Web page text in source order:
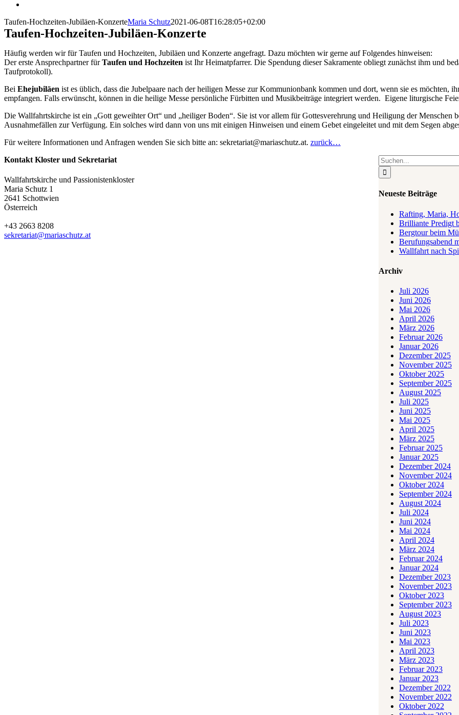
Taufen-Hochzeiten-Jubiläen-KonzerteMaria Schutz2021-06-08T16:28:05+02:00
Taufen-Hochzeiten-Jubiläen-Konzerte
Häufig werden wir für Taufen und Hochzeiten, Jubiläen und Konzerte angefragt. Dazu möchten wir gerne auf Folgendes hinweisen:
Der erste Ansprechpartner fürTaufen und Hochzeiten ist Ihr Heimatpfarrer. Die Spendung dieser Sakramente obliegt zunächst ihm und
Taufprotokoll).
Bei Ehejubiläen ist es üblich, dass die Jubelpaare nach der heiligen Messe zur Kommunionbank kommen und dort, wenn sie es möchten,
empfangen. Falls erwünscht, können in die heilige Messe persönliche Fürbitten und Musikbeiträge integriert werden. Eigene liturgische
Die Wallfahrtskirche ist ein „Gott geweihter Ort“ und „heiliger Boden“. Sie ist vor allem für Gottesverehrung und Heiligung der Menschen
Ausnahmefällen zur Verfügung. Ein solches wird dann von uns mit einigen Hinweisen und einem Gebet eingeleitet und mit dem Segen
Für weitere Informationen und Anfragen wenden Sie sich bitte an: sekretariat@mariaschutz.at. zurück…
Suche
nach:
Neueste Beiträge
Rafting, Maria,
Brilliante Predigt
Bergtour beim
Berufungsabend
Wallfahrt nach
Archiv
Juli 2026
Juni 2026
Mai 2026
April 2026
März 2026
Februar 2026
Januar 2026
Dezember 2025
November 2025
Oktober 2025
September 2025
August 2025
Juli 2025
Juni 2025
Mai 2025
April 2025
März 2025
Februar 2025
Januar 2025
Dezember 2024
November 2024
Oktober 2024
September 2024
August 2024
Juli 2024
Juni 2024
Mai 2024
April 2024
März 2024
Februar 2024
Januar 2024
Dezember 2023
November 2023
Oktober 2023
September 2023
August 2023
Juli 2023
Juni 2023
Mai 2023
April 2023
März 2023
Februar 2023
Januar 2023
Dezember 2022
November 2022
Oktober 2022
Kontakt Kloster und Sekretariat
Wallfahrtskirche und Passionistenkloster
Maria Schutz 1
2641 Schottwien
Österreich
+43 2663 8208
sekretariat@mariaschutz.at